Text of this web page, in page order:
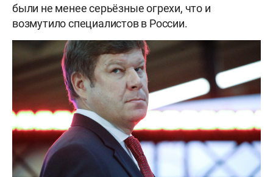
были не менее серьёзные огрехи, что и
возмутило специалистов в России.